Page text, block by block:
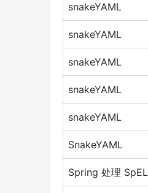
snakeYAML
snakeYAML
snakeYAML
snakeYAML
snakeYAML
SnakeYAML
Spring 处理